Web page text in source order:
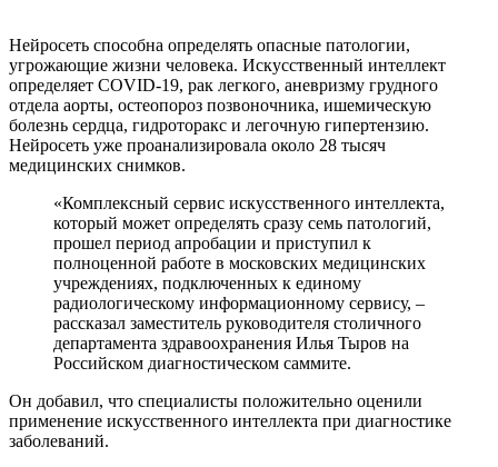
Нейросеть способна определять опасные патологии,
угрожающие жизни человека. Искусственный интеллект
определяет COVID-19, рак легкого, аневризму грудного
отдела аорты, остеопороз позвоночника, ишемическую
болезнь сердца, гидроторакс и легочную гипертензию.
Нейросеть уже проанализировала около 28 тысяч
медицинских снимков.
«Комплексный сервис искусственного интеллекта,
который может определять сразу семь патологий,
прошел период апробации и приступил к
полноценной работе в московских медицинских
учреждениях, подключенных к единому
радиологическому информационному сервису, –
рассказал заместитель руководителя столичного
департамента здравоохранения Илья Тыров на
Российском диагностическом саммите.
Он добавил, что специалисты положительно оценили
применение искусственного интеллекта при диагностике
заболеваний.